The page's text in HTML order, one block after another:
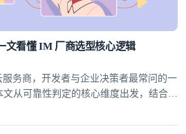
文看懂 IM 厂商选型核心逻辑
务商，开发者与企业决策者最常问的一
从可靠性判定的核心维度出发，结合行